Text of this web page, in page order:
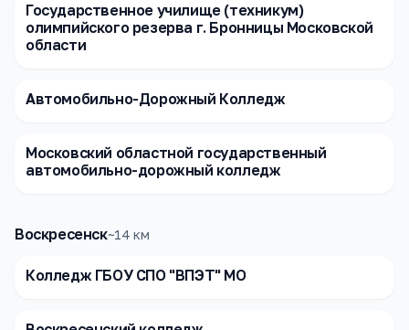
Государственное училище (техникум)
олимпийского резерва г. Бронницы Московской
области
Автомобильно-Дорожный Колледж
Московский областной государственный
автомобильно-дорожный колледж
Воскресенск~14 км
Колледж ГБОУ СПО "ВПЭТ" МО